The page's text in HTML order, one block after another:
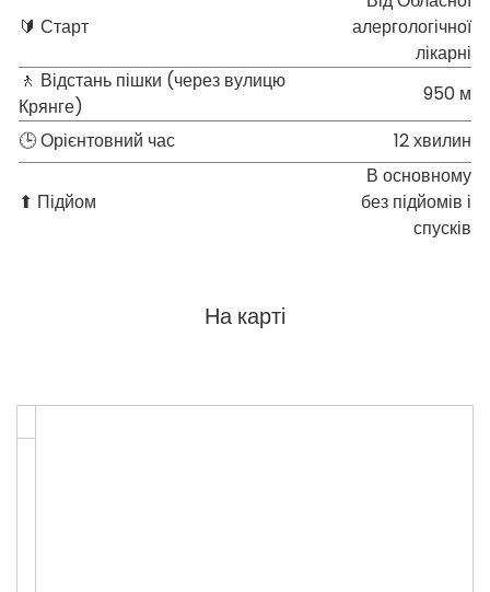
🔰 Старт
алергологічної
лікарні
🚶 Відстань пішки (через вулицю
Крянге)
950 м
🕒 Орієнтовний час
12 хвилин
⬆ Підйом
В основному
без підйомів і
спусків
На карті